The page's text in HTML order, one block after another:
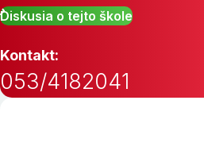
Diskusia o tejto škole
Kontakt:
053/4182041